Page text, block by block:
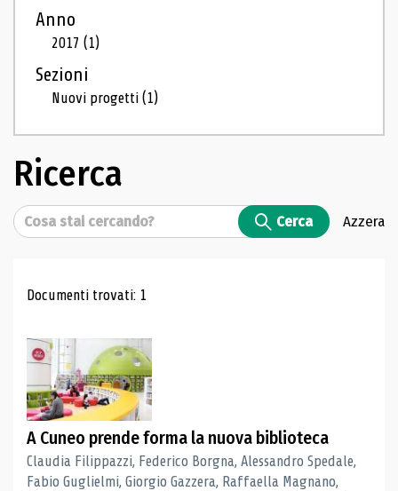
Anno
2017(1)
Sezioni
Nuovi progetti(1)
Ricerca
Cerca Cerca Azzera
Risultati di ricerca
Documenti trovati: 1
A Cuneo prende forma la nuova biblioteca
Claudia Filippazzi, Federico Borgna, Alessandro Spedale,
Fabio Guglielmi, Giorgio Gazzera, Raffaella Magnano,